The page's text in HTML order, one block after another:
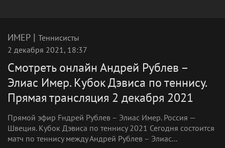
ИМЕР | Теннисисты
2 декабря 2021, 18:37
Смотреть онлайн Андрей Рублев –
Элиас Имер. Кубок Дэвиса по теннису.
Прямая трансляция 2 декабря 2021
Прямой эфир Fндрей Рублев – Элиас Имер. Россия —
Швеция. Кубок Дэвиса по теннису 2021 Сегодня состоится
матч по теннису между Андрей Рублев – Элиас...